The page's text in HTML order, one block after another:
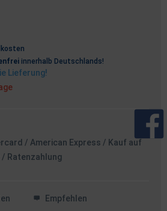
innerhalb Deutschlands!
Lieferung!
/ American Express / Kauf auf
/ Ratenzahlung
Empfehlen